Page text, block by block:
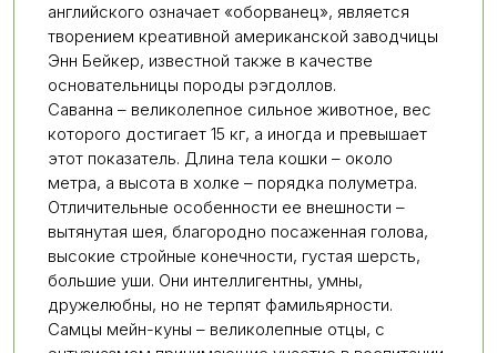
английского означает «оборванец», является
творением креативной американской заводчицы
Энн Бейкер, известной также в качестве
основательницы породы рэгдоллов.
Саванна – великолепное сильное животное, вес
которого достигает 15 кг, а иногда и превышает
этот показатель. Длина тела кошки – около
метра, а высота в холке – порядка полуметра.
Отличительные особенности ее внешности –
вытянутая шея, благородно посаженная голова,
высокие стройные конечности, густая шерсть,
большие уши. Они интеллигентны, умны,
дружелюбны, но не терпят фамильярности.
Самцы мейн-куны – великолепные отцы, с